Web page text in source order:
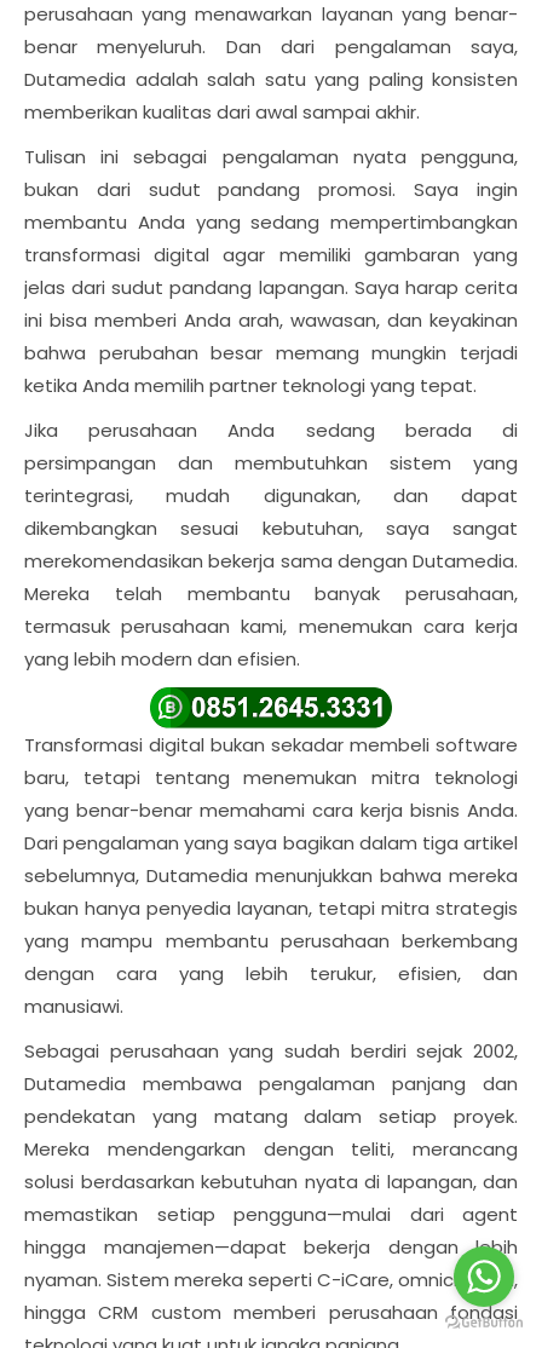
perusahaan yang menawarkan layanan yang benar-
benar menyeluruh. Dan dari pengalaman saya,
Dutamedia adalah salah satu yang paling konsisten
memberikan kualitas dari awal sampai akhir.
Tulisan ini sebagai pengalaman nyata pengguna,
bukan dari sudut pandang promosi. Saya ingin
membantu Anda yang sedang mempertimbangkan
transformasi digital agar memiliki gambaran yang
jelas dari sudut pandang lapangan. Saya harap cerita
ini bisa memberi Anda arah, wawasan, dan keyakinan
bahwa perubahan besar memang mungkin terjadi
ketika Anda memilih partner teknologi yang tepat.
Jika perusahaan Anda sedang berada di
persimpangan dan membutuhkan sistem yang
terintegrasi, mudah digunakan, dan dapat
dikembangkan sesuai kebutuhan, saya sangat
merekomendasikan bekerja sama dengan Dutamedia.
Mereka telah membantu banyak perusahaan,
termasuk perusahaan kami, menemukan cara kerja
yang lebih modern dan efisien.
Transformasi digital bukan sekadar membeli software
baru, tetapi tentang menemukan mitra teknologi
yang benar-benar memahami cara kerja bisnis Anda.
Dari pengalaman yang saya bagikan dalam tiga artikel
sebelumnya, Dutamedia menunjukkan bahwa mereka
bukan hanya penyedia layanan, tetapi mitra strategis
yang mampu membantu perusahaan berkembang
dengan cara yang lebih terukur, efisien, dan
manusiawi.
Sebagai perusahaan yang sudah berdiri sejak 2002,
Dutamedia membawa pengalaman panjang dan
pendekatan yang matang dalam setiap proyek.
Mereka mendengarkan dengan teliti, merancang
solusi berdasarkan kebutuhan nyata di lapangan, dan
memastikan setiap pengguna—mulai dari agent
hingga manajemen—dapat bekerja dengan lebih
nyaman. Sistem mereka seperti C-iCare, omnichannel,
hingga CRM custom memberi perusahaan fondasi